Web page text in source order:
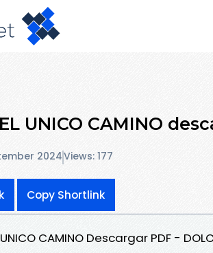
UNICO CAMINO
2024Views: 177
Copy Shortlink
CAMINO Descargar PDF -